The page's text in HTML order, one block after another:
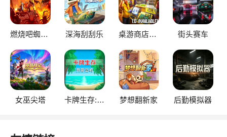
燃烧吧蜘蛛2 深海刮刮乐 桌游商店模拟器 街头赛车
女巫尖塔 卡牌生存:热带岛屿 梦想翻新家 后勤模拟器